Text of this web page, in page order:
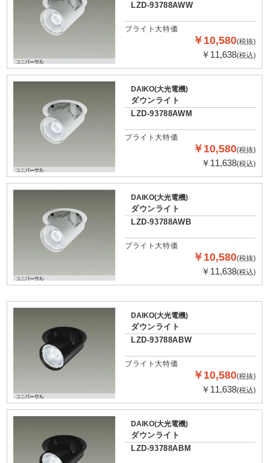
LZD-93788AWW
ブライト大特価
￥10,580(税抜)
￥11,638(税込)
DAIKO(大光電機)
ダウンライト
LZD-93788AWM
ブライト大特価
￥10,580(税抜)
￥11,638(税込)
DAIKO(大光電機)
ダウンライト
LZD-93788AWB
ブライト大特価
￥10,580(税抜)
￥11,638(税込)
DAIKO(大光電機)
ダウンライト
LZD-93788ABW
ブライト大特価
￥10,580(税抜)
￥11,638(税込)
DAIKO(大光電機)
ダウンライト
LZD-93788ABM